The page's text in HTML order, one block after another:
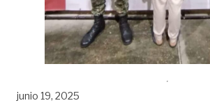
junio 19, 2025